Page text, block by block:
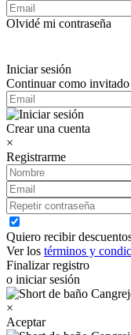
Olvidé mi contraseña
Iniciar sesión
Continuar como invitado
Crear una cuenta
×
Registrarme
Quiero recibir
Ver los términos y
Finalizar registro
o iniciar sesión
×
Aceptar